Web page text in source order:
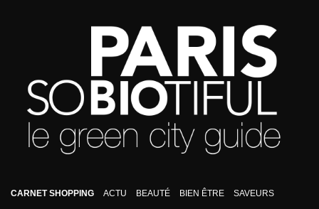
CARNET SHOPPING ACTU BEAUTÉ BIEN ÊTRE SAVEURS